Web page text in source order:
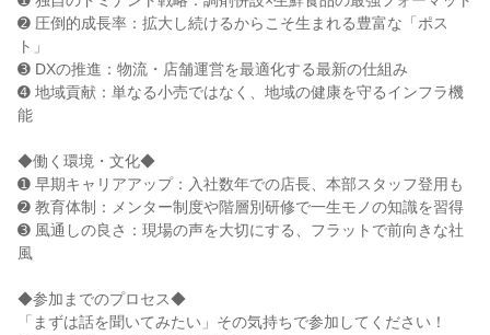
➋ 圧倒的成長率：拡大し続けるからこそ生まれる豊富な「ポス
ト」
➌ DXの推進：物流・店舗運営を最適化する最新の仕組み
➍ 地域貢献：単なる小売ではなく、地域の健康を守るインフラ機
能
◆働く環境・文化◆
➊ 早期キャリアアップ：入社数年での店長、本部スタッフ登用も
➋ 教育体制：メンター制度や階層別研修で一生モノの知識を習得
➌ 風通しの良さ：現場の声を大切にする、フラットで前向きな社
風
◆参加までのプロセス◆
「まずは話を聞いてみたい」その気持ちで参加してください！